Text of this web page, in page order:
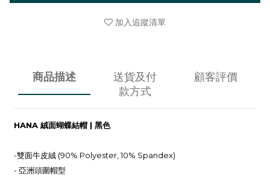
加入追蹤清單
商品描述
送貨及付
款方式
顧客評價
HANA 絨面蝴蝶結帽 | 黑色
-雙面牛皮絨 (90% Polyester, 10% Spandex)
- 亞洲頭圍帽型